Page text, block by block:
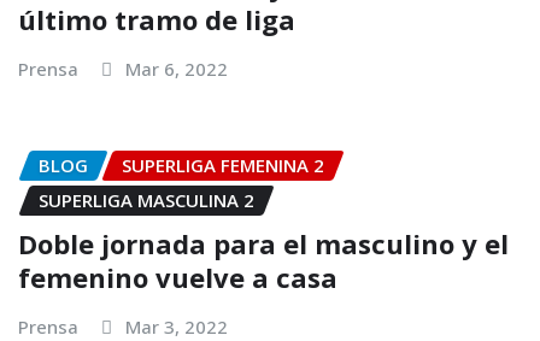
último tramo de liga
Prensa Mar 6, 2022
BLOG
SUPERLIGA FEMENINA 2
SUPERLIGA MASCULINA 2
Doble jornada para el masculino y el
femenino vuelve a casa
Prensa Mar 3, 2022